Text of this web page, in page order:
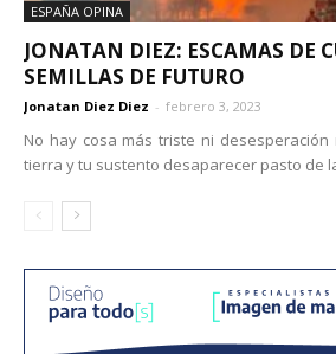
ESPAÑA OPINA
JONATAN DIEZ: ESCAMAS DE
SEMILLAS DE FUTURO
Jonatan Diez Diez - febrero 3, 2023
No hay cosa más triste ni
tierra y tu sustento desaparecer pasto de